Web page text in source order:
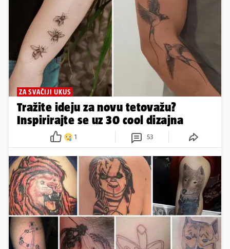
ZA SVAČIJI UKUS
Tražite ideju za novu tetovažu?
Inspirirajte se uz 30 cool dizajna
1 53